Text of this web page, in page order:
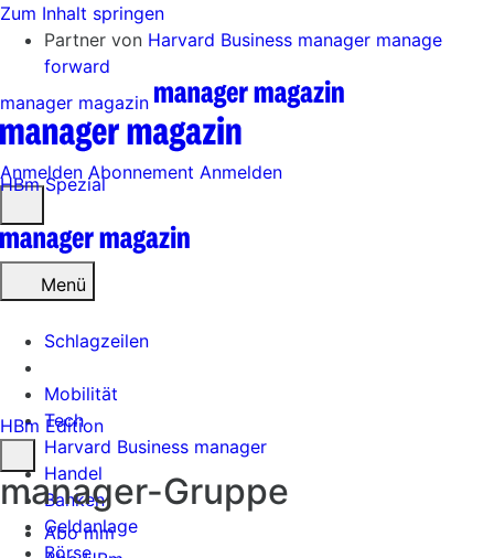
Zum Inhalt springen
Partner von Harvard Business manager manage
forward
manager magazin
Anmelden Abonnement Anmelden
öffnen
Menü
Schlagzeilen
Mobilität
Tech
Harvard Business manager
Handel
Banken
Geldanlage
Börse
HBm Spezial
HBm Edition
manager-Gruppe
Abo mm